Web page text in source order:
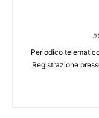
Periodico
Registrazione